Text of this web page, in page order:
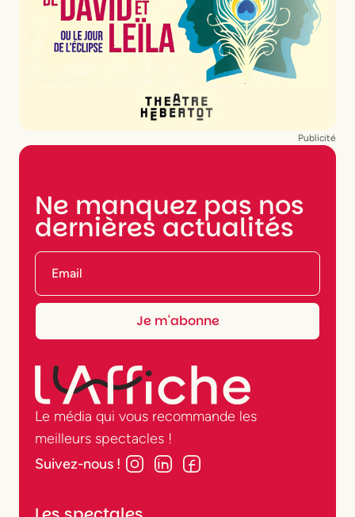
Publicité
Ne manquez pas nos
dernières actualités
Le média qui vous recommande les
meilleurs spectacles !
Suivez-nous !